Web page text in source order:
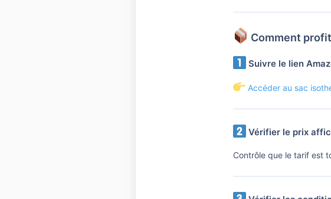
Comment
Suivre le lien
Accéder au sac
Vérifier le prix
Contrôle que le tarif est